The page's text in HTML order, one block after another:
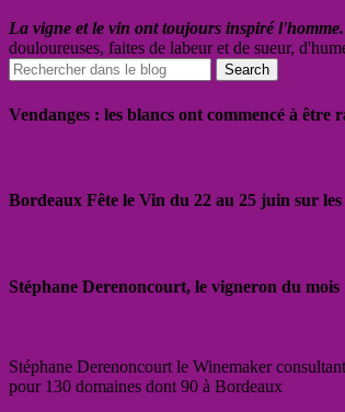
La vigne et le vin ont toujours inspiré l'homme.
douloureuses, faites de labeur et de sueur,
Vendanges : les blancs ont commencé à être
Bordeaux Fête le Vin du 22 au 25 juin sur les
Stéphane Derenoncourt, le vigneron du mois
Stéphane Derenoncourt le Winemaker consultant
pour 130 domaines dont 90 à Bordeaux